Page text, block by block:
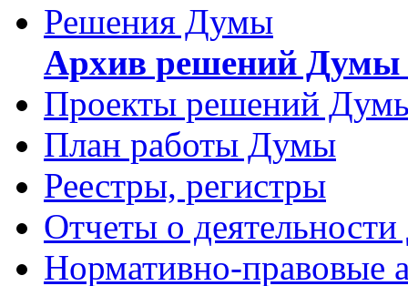
Решения Думы
Архив решений Думы
Проекты решений
План работы Думы
Реестры, регистры
Отчеты о
Нормативно-правовые